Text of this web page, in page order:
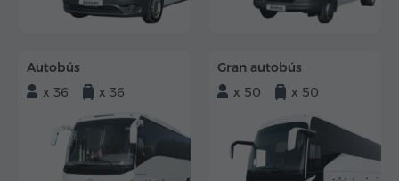
Autobús
x 36
x 36
Gran autobús
x 50
x 50